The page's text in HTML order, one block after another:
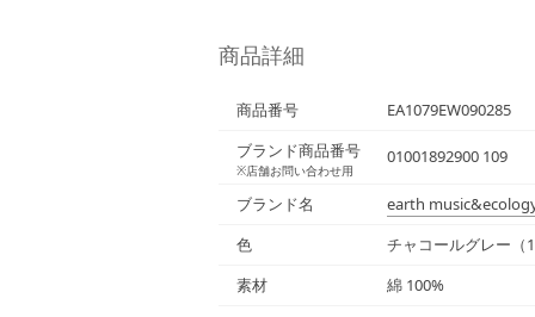
商品詳細
商品番号
EA1079EW090285
ブランド商品番号
※店舗お問い合わせ用
01001892900 109
ブランド名
earth
色
チャコールグレー（
素材
綿 100%